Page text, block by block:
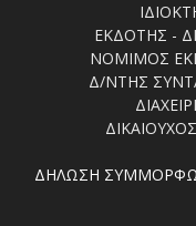
ΕΚΔΟΤΗΣ -
ΝΟΜΙΜΟΣ
Δ/ΝΤΗΣ
ΔΗΛΩΣΗ